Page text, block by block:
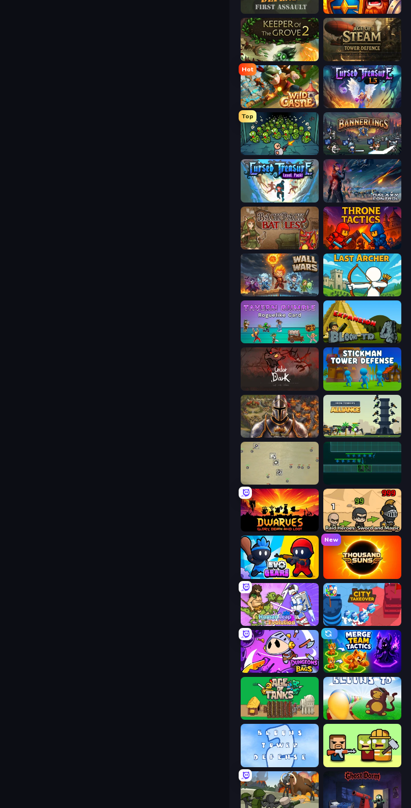
Frontline Defense WarLink: Crown & Clash
Keeper of the Grove 2 Age of Steam Tower Defence
Hot
Wild Castle TD: Grow Empire Cursed Treasure 1.5
Top
Base Defence Bannerlings
Cursed Treasure Level Pack Galaxy Control: 3D Strategy
Backpack Battles Throne Tactics
Wall Wars Last Archer
Tavern Rumble: Roguelike Card Bloons Tower Defense 4 Expansion
UnderDark: Defense
Khan Wars Iron Towers Alliance
Desktop Tower Defense
Raid Heroes: Sword and Magic
Evo Gears
New
Thousand Suns
Human Leap: Evolution City Takeover
Dungeons and Bags Merge Team Tactics
Age of Tanks Warriors: TD War Bloons Tower Defense
Zombie Horde: Build & Survive